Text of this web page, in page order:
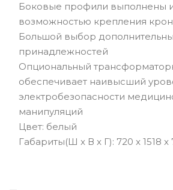
Боковые профили выполнены
возможностью крепления
Большой выбор
принадлежностей
Опциональный
обеспечивает наивысший
электробезопасности
манипуляций
Цвет: белый
Габариты(Ш x В x Г): 720 x 1518